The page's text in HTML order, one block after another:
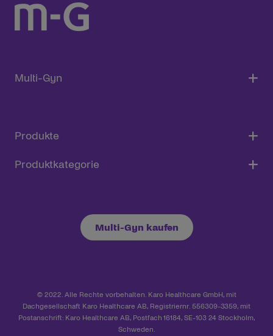
Multi-Gyn
Produkte
Produktkategorie
Multi-Gyn kaufen
© 2022. Alle Rechte vorbehalten. Karo Healthcare GmbH, mit
Dachgesellschaft Karo Healthcare AB, Registriernr. 556309-3359, mit
Postanschrift: Karo Healthcare AB, Postfach 16184, SE-103 24 Stockholm,
Schweden.